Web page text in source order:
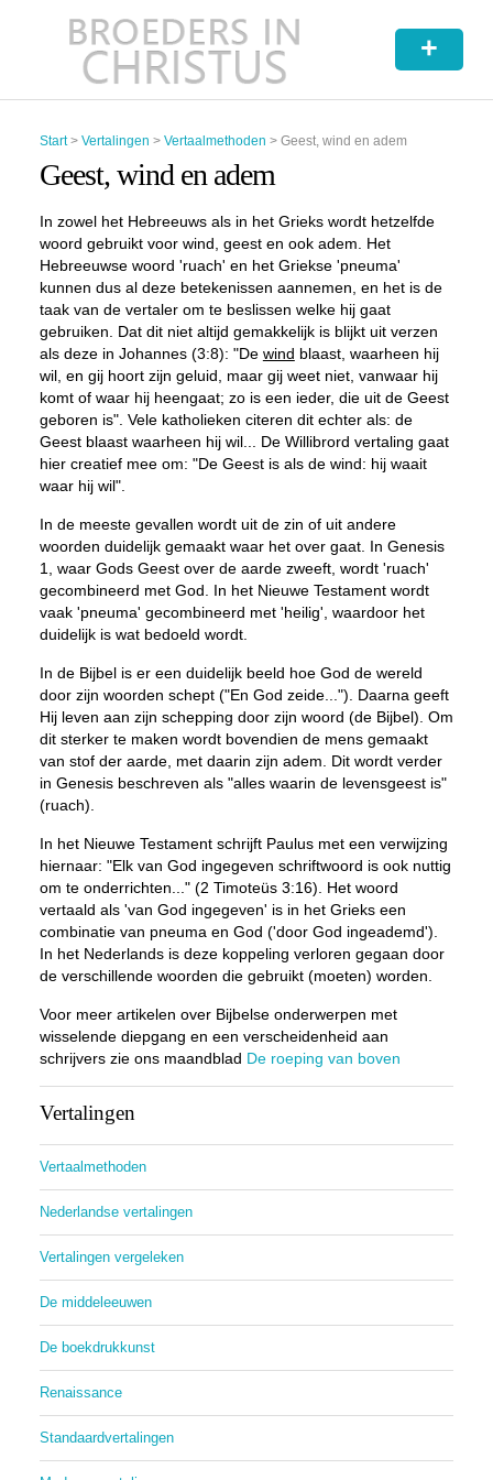
+
Start> Vertalingen > Vertaalmethoden > Geest, wind en adem
Geest, wind en adem
In zowel het Hebreeuws als in het Grieks wordt hetzelfde
woord gebruikt voor wind, geest en ook adem. Het
Hebreeuwse woord 'ruach' en het Griekse 'pneuma'
kunnen dus al deze betekenissen aannemen, en het is de
taak van de vertaler om te beslissen welke hij gaat
gebruiken. Dat dit niet altijd gemakkelijk is blijkt uit verzen
als deze in Johannes (3:8): "De wind blaast, waarheen hij
wil, en gij hoort zijn geluid, maar gij weet niet, vanwaar hij
komt of waar hij heengaat; zo is een ieder, die uit de Geest
geboren is". Vele katholieken citeren dit echter als: de
Geest blaast waarheen hij wil... De Willibrord vertaling gaat
hier creatief mee om: "De Geest is als de wind: hij waait
waar hij wil".
In de meeste gevallen wordt uit de zin of uit andere
woorden duidelijk gemaakt waar het over gaat. In Genesis
1, waar Gods Geest over de aarde zweeft, wordt 'ruach'
gecombineerd met God. In het Nieuwe Testament wordt
vaak 'pneuma' gecombineerd met 'heilig', waardoor het
duidelijk is wat bedoeld wordt.
In de Bijbel is er een duidelijk beeld hoe God de wereld
door zijn woorden schept ("En God zeide..."). Daarna geeft
Hij leven aan zijn schepping door zijn woord (de Bijbel). Om
dit sterker te maken wordt bovendien de mens gemaakt
van stof der aarde, met daarin zijn adem. Dit wordt verder
in Genesis beschreven als "alles waarin de levensgeest is"
(ruach).
In het Nieuwe Testament schrijft Paulus met een verwijzing
hiernaar: "Elk van God ingegeven schriftwoord is ook nuttig
om te onderrichten..." (2 Timoteüs 3:16). Het woord
vertaald als 'van God ingegeven' is in het Grieks een
combinatie van pneuma en God ('door God ingeademd').
In het Nederlands is deze koppeling verloren gegaan door
de verschillende woorden die gebruikt (moeten) worden.
Voor meer artikelen over Bijbelse onderwerpen met
wisselende diepgang en een verscheidenheid aan
schrijvers zie ons maandblad De roeping van boven
Vertalingen
Vertaalmethoden
Nederlandse vertalingen
Vertalingen vergeleken
De middeleeuwen
De boekdrukkunst
Renaissance
Standaardvertalingen